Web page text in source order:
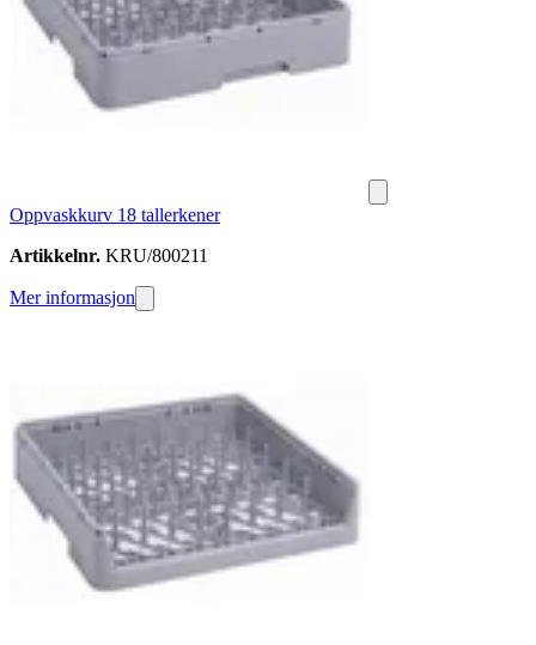
Oppvaskkurv 18 tallerkener
Artikkelnr. KRU/800211
Mer informasjon